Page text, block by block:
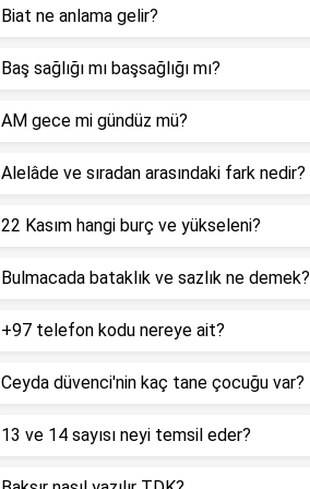
Biat ne anlama gelir?
Baş sağlığı mı başsağlığı mı?
AM gece mi gündüz mü?
Alelâde ve sıradan arasındaki fark nedir?
22 Kasım hangi burç ve yükseleni?
Bulmacada bataklık ve sazlık ne demek?
+97 telefon kodu nereye ait?
Ceyda düvenci'nin kaç tane çocuğu var?
13 ve 14 sayısı neyi temsil eder?